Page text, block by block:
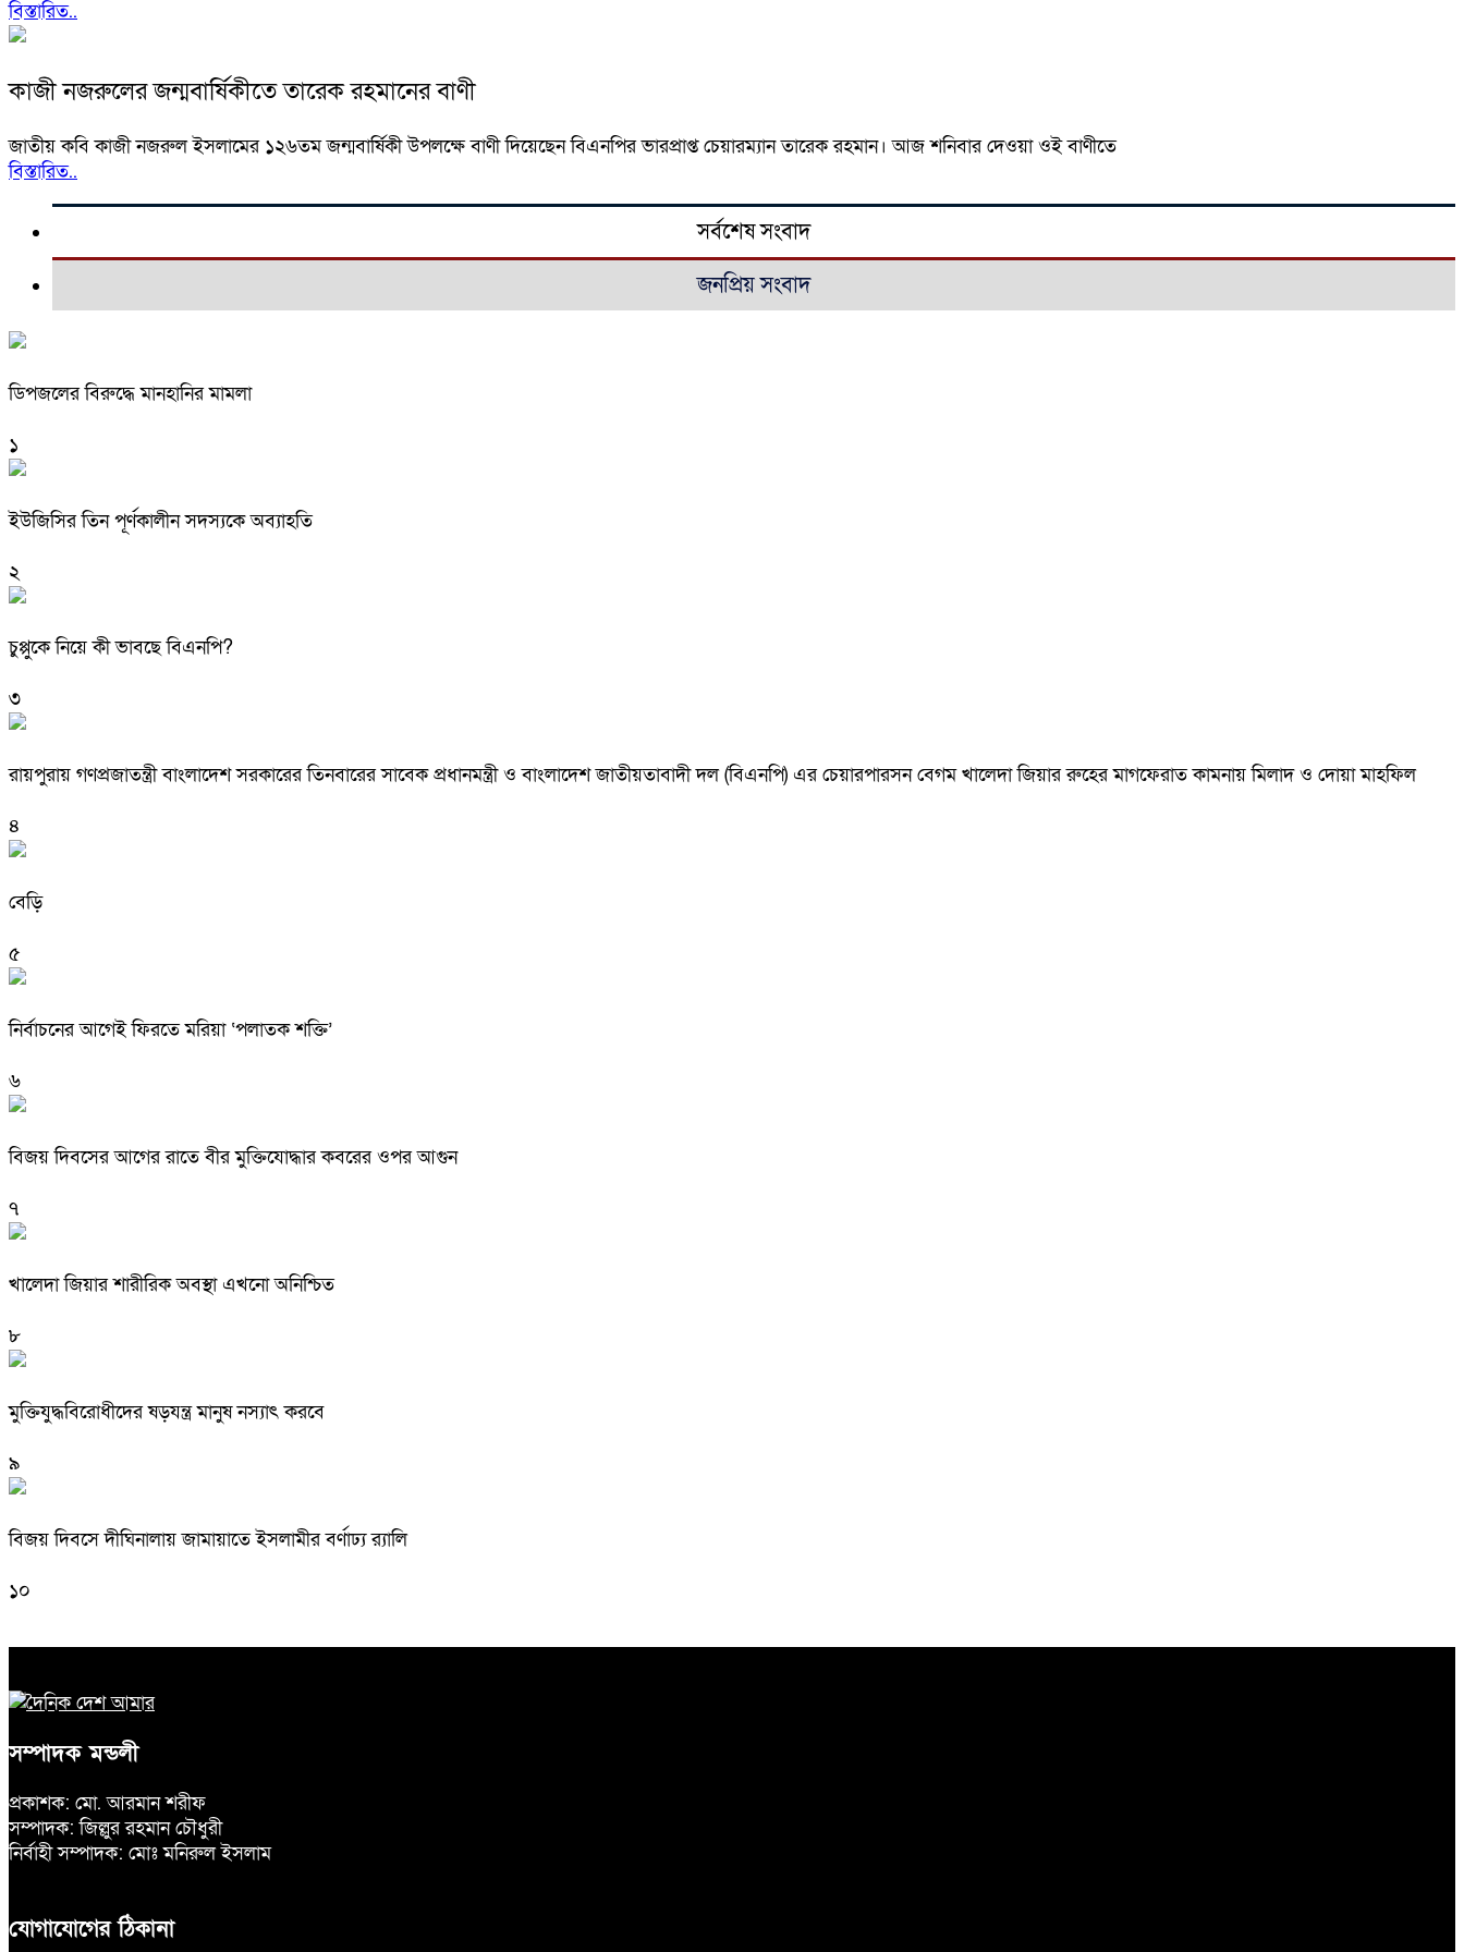
বিস্তারিত..
কাজী নজরুলের জন্মবার্ষিকীতে তারেক রহমানের বাণী
জাতীয় কবি কাজী নজরুল ইসলামের ১২৬তম জন্মবার্ষিকী উপলক্ষে বাণী দিয়েছেন বিএনপির ভারপ্রাপ্ত চেয়ারম্যান তারেক রহমান। আজ শনিবার দেওয়া ওই বাণীতে
বিস্তারিত..
সর্বশেষ সংবাদ
জনপ্রিয় সংবাদ
ডিপজলের বিরুদ্ধে মানহানির মামলা
১
ইউজিসির তিন পূর্ণকালীন সদস্যকে অব্যাহতি
২
চুপ্পুকে নিয়ে কী ভাবছে বিএনপি?
৩
রায়পুরায় গণপ্রজাতন্ত্রী বাংলাদেশ সরকারের তিনবারের সাবেক প্রধানমন্ত্রী ও বাংলাদেশ জাতীয়তাবাদী দল (বিএনপি) এর চেয়ারপারসন বেগম খালেদা জিয়ার রুহের মাগফেরাত কামনায় মিলাদ ও দোয়া মাহফিল
৪
বেড়ি
৫
নির্বাচনের আগেই ফিরতে মরিয়া ‘পলাতক শক্তি’
৬
বিজয় দিবসের আগের রাতে বীর মুক্তিযোদ্ধার কবরের ওপর আগুন
৭
খালেদা জিয়ার শারীরিক অবস্থা এখনো অনিশ্চিত
৮
মুক্তিযুদ্ধবিরোধীদের ষড়যন্ত্র মানুষ নস্যাৎ করবে
৯
বিজয় দিবসে দীঘিনালায় জামায়াতে ইসলামীর বর্ণাঢ্য র‍্যালি
১০
সম্পাদক মন্ডলী
প্রকাশক: মো. আরমান শরীফ
সম্পাদক: জিল্লুর রহমান চৌধুরী
নির্বাহী সম্পাদক: মোঃ মনিরুল ইসলাম
যোগাযোগের ঠিকানা